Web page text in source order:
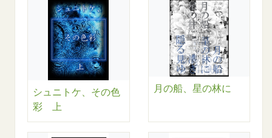
シュニトケ、その色
彩 上
月の船、星の林に